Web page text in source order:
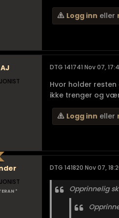
Logg inn eller
DTG 141741 Nov 07,
Hvor holder
ikke trenger og
Logg inn eller
*
DTG 141820 Nov 07,
Opprinnelig